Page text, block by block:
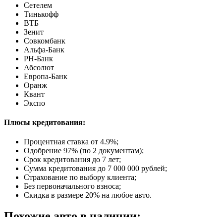
Сетелем
Тинькофф
ВТБ
Зенит
Совкомбанк
Альфа-Банк
РН-Банк
Абсолют
Европа-Банк
Оранж
Квант
Экспо
Плюсы кредитования:
Процентная ставка от 4.9%;
Одобрение 97% (по 2 документам);
Срок кредитования до 7 лет;
Сумма кредитования до 7 000 000 рублей;
Страхование по выбору клиента;
Без первоначального взноса;
Скидка в размере 20% на любое авто.